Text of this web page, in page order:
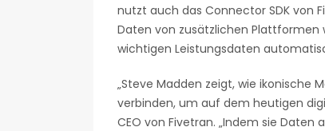
nutzt auch das Connector SDK von
Daten von zusätzlichen Plattformen
wichtigen Leistungsdaten
„Steve Madden zeigt, wie ikonische
verbinden, um auf dem heutigen
CEO von Fivetran. „Indem sie